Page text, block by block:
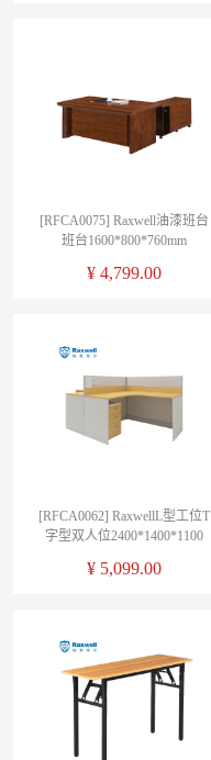
[RFCA0075] Raxwell油漆班台
班台1600*800*760mm
¥ 4,799.00
[RFCA0062] RaxwellL型工位T
字型双人位2400*1400*1100
¥ 5,099.00